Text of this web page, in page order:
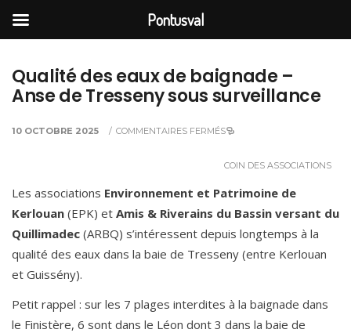
Qualité des eaux de baignade –
Anse de Tresseny sous surveillance
10 OCTOBRE 2025 / COMMENTAIRES FERMÉS
COIN DES ASSOCIATIONS
Les associations Environnement et Patrimoine de
Kerlouan (EPK) et Amis & Riverains du Bassin versant du
Quillimadec (ARBQ) s’intéressent depuis longtemps à la
qualité des eaux dans la baie de Tresseny (entre Kerlouan
et Guissény).
Petit rappel : sur les 7 plages interdites à la baignade dans
le Finistère, 6 sont dans le Léon dont 3 dans la baie de
Pontusval